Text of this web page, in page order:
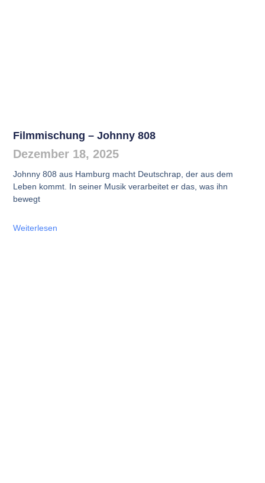
Filmmischung – Johnny 808
Dezember 18, 2025
Johnny 808 aus Hamburg macht Deutschrap, der aus dem
Leben kommt. In seiner Musik verarbeitet er das, was ihn
bewegt
Weiterlesen